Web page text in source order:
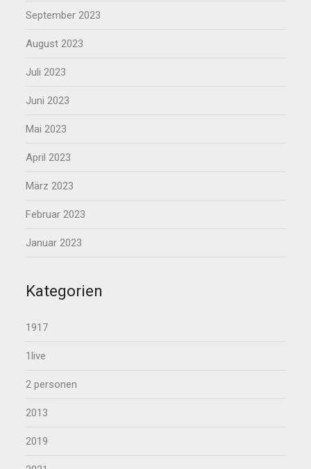
September 2023
August 2023
Juli 2023
Juni 2023
Mai 2023
April 2023
März 2023
Februar 2023
Januar 2023
Kategorien
1917
1live
2 personen
2013
2019